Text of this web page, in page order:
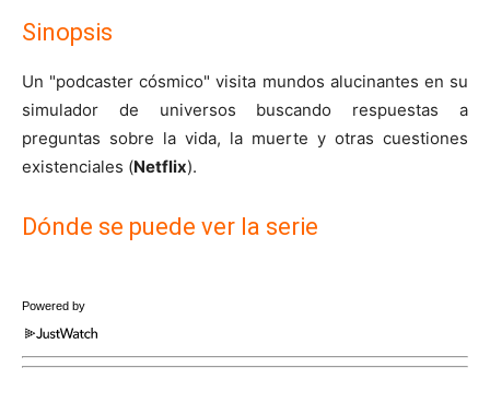
Sinopsis
Un "podcaster cósmico" visita mundos alucinantes en su
simulador de universos buscando respuestas a
preguntas sobre la vida, la muerte y otras cuestiones
existenciales (Netflix).
Dónde se puede ver la serie
Powered by